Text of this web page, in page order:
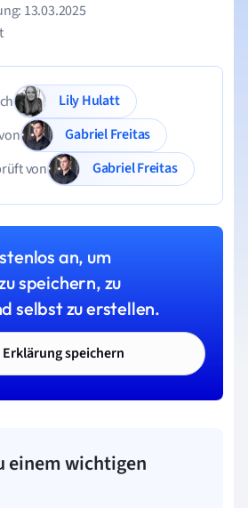
13.03.2025
Lily Hulatt
Gabriel Freitas
von
Gabriel Freitas
an, um
speichern, zu
selbst zu erstellen.
Erklärung speichern
einem wichtigen